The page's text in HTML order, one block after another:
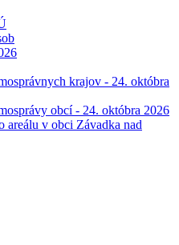
krajov - 24. októbra
obcí - 24. októbra 2026
areálu v obci Závadka nad